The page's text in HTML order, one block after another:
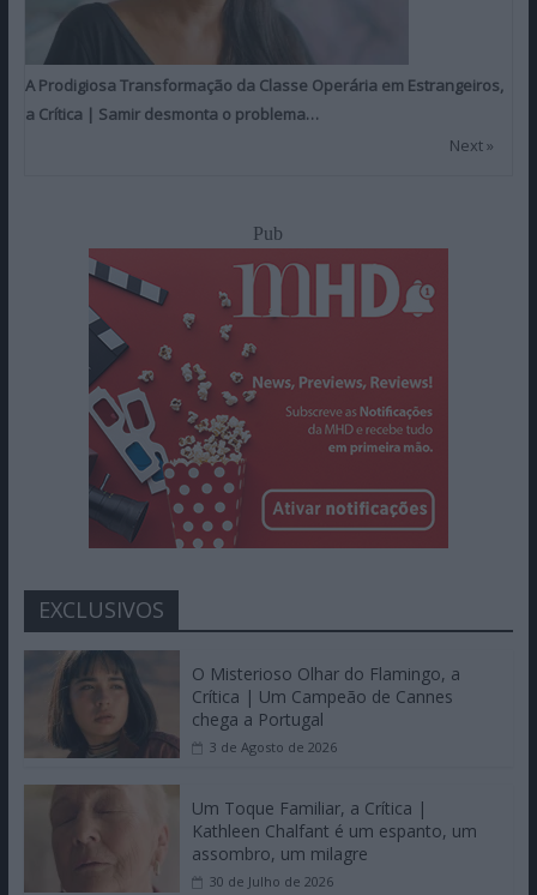
A Prodigiosa Transformação da Classe Operária em Estrangeiros,
a Crítica | Samir desmonta o problema…
Next »
Pub
EXCLUSIVOS
O Misterioso Olhar do Flamingo, a
Crítica | Um Campeão de Cannes
chega a Portugal
3 de Agosto de 2026
Um Toque Familiar, a Crítica |
Kathleen Chalfant é um espanto, um
assombro, um milagre
30 de Julho de 2026